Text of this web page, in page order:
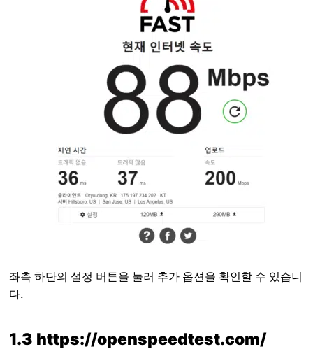
좌측 하단의 설정 버튼을 눌러 추가 옵션을 확인할 수 있습니
다.
1.3 https://openspeedtest.com/